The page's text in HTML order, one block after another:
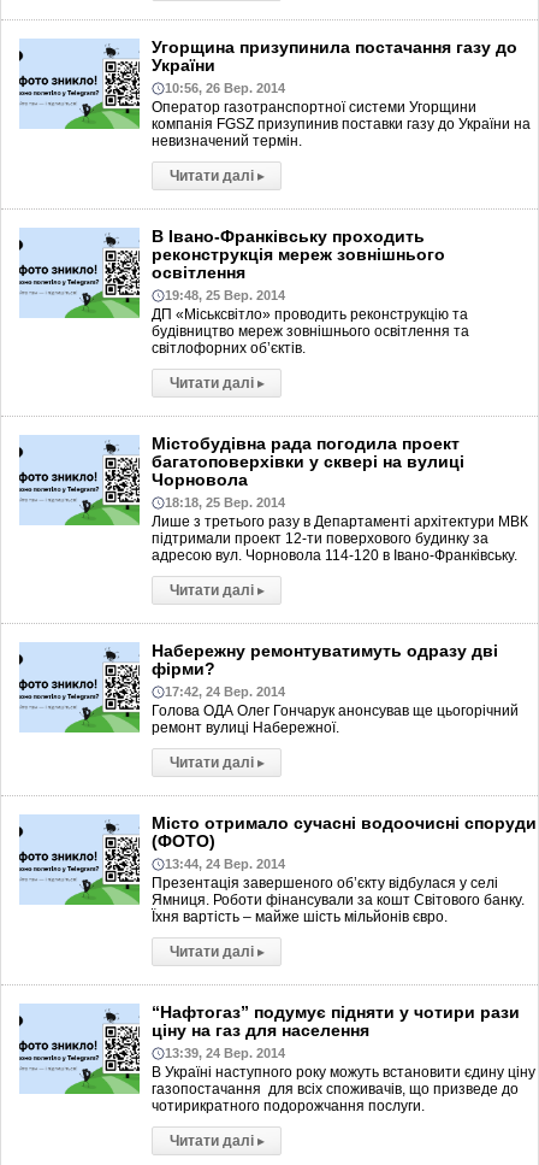
Угорщина призупинила постачання газу до
України
10:56, 26 Вер. 2014
Оператор газотранспортної системи Угорщини
компанія FGSZ призупинив поставки газу до України на
невизначений термін.
Читати далі ▸
В Івано-Франківську проходить
реконструкція мереж зовнішнього
освітлення
19:48, 25 Вер. 2014
ДП «Міськсвітло» проводить реконструкцію та
будівництво мереж зовнішнього освітлення та
світлофорних об’єктів.
Читати далі ▸
Містобудівна рада погодила проект
багатоповерхівки у сквері на вулиці
Чорновола
18:18, 25 Вер. 2014
Лише з третього разу в Департаменті архітектури МВК
підтримали проект 12-ти поверхового будинку за
адресою вул. Чорновола 114-120 в Івано-Франківську.
Читати далі ▸
Набережну ремонтуватимуть одразу дві
фірми?
17:42, 24 Вер. 2014
Голова ОДА Олег Гончарук анонсував ще цьогорічний
ремонт вулиці Набережної.
Читати далі ▸
Місто отримало сучасні водоочисні споруди
(ФОТО)
13:44, 24 Вер. 2014
Презентація завершеного об’єкту відбулася у селі
Ямниця. Роботи фінансували за кошт Світового банку.
Їхня вартість – майже шість мільйонів євро.
Читати далі ▸
“Нафтогаз” подумує підняти у чотири рази
ціну на газ для населення
13:39, 24 Вер. 2014
В Україні наступного року можуть встановити єдину ціну
газопостачання для всіх споживачів, що призведе до
чотирикратного подорожчання послуги.
Читати далі ▸